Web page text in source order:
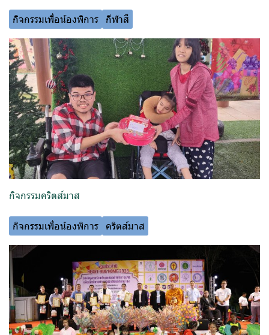
กิจกรรมเพื่อน้องพิการ กีฬาสี
กิจกรรมคริตส์มาส
กิจกรรมเพื่อน้องพิการ คริตส์มาส